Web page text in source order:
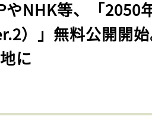
やNHK等、「2050
）」無料公開開
に